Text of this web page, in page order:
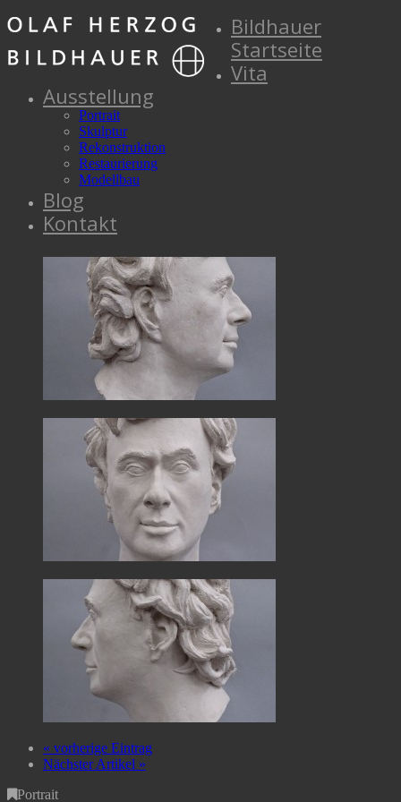
Bildhauer
Startseite
Vita
Ausstellung
Portrait
Skulptur
Rekonstruktion
Restaurierung
Modellbau
Blog
Kontakt
« vorherige Eintrag
Nächster Artikel »
Portrait